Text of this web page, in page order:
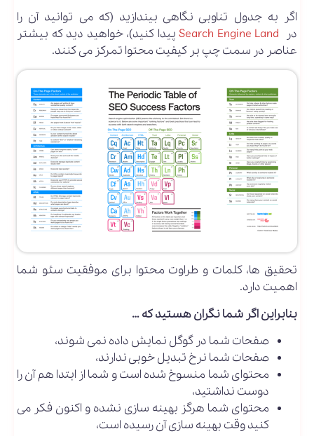
اگر به جدول تناوبی نگاهی بیندازید (که می توانید آن را
در Search Engine Landپیدا کنید)، خواهید دید که بیشتر
عناصر در سمت چپ بر کیفیت محتوا تمرکز می کنند.
تحقیق ها، کلمات و طراوت محتوا برای موفقیت سئو شما
اهمیت دارد.
بنابراین اگر شما نگران هستید که …
صفحات شما در گوگل نمایش داده نمی شوند،
صفحات شما نرخ تبدیل خوبی ندارند،
محتوای شما منسوخ شده است و شما از ابتدا هم آن را
دوست نداشتید،
محتوای شما هرگز بهینه سازی نشده و اکنون فکر می
کنید وقت بهینه سازی آن رسیده است،